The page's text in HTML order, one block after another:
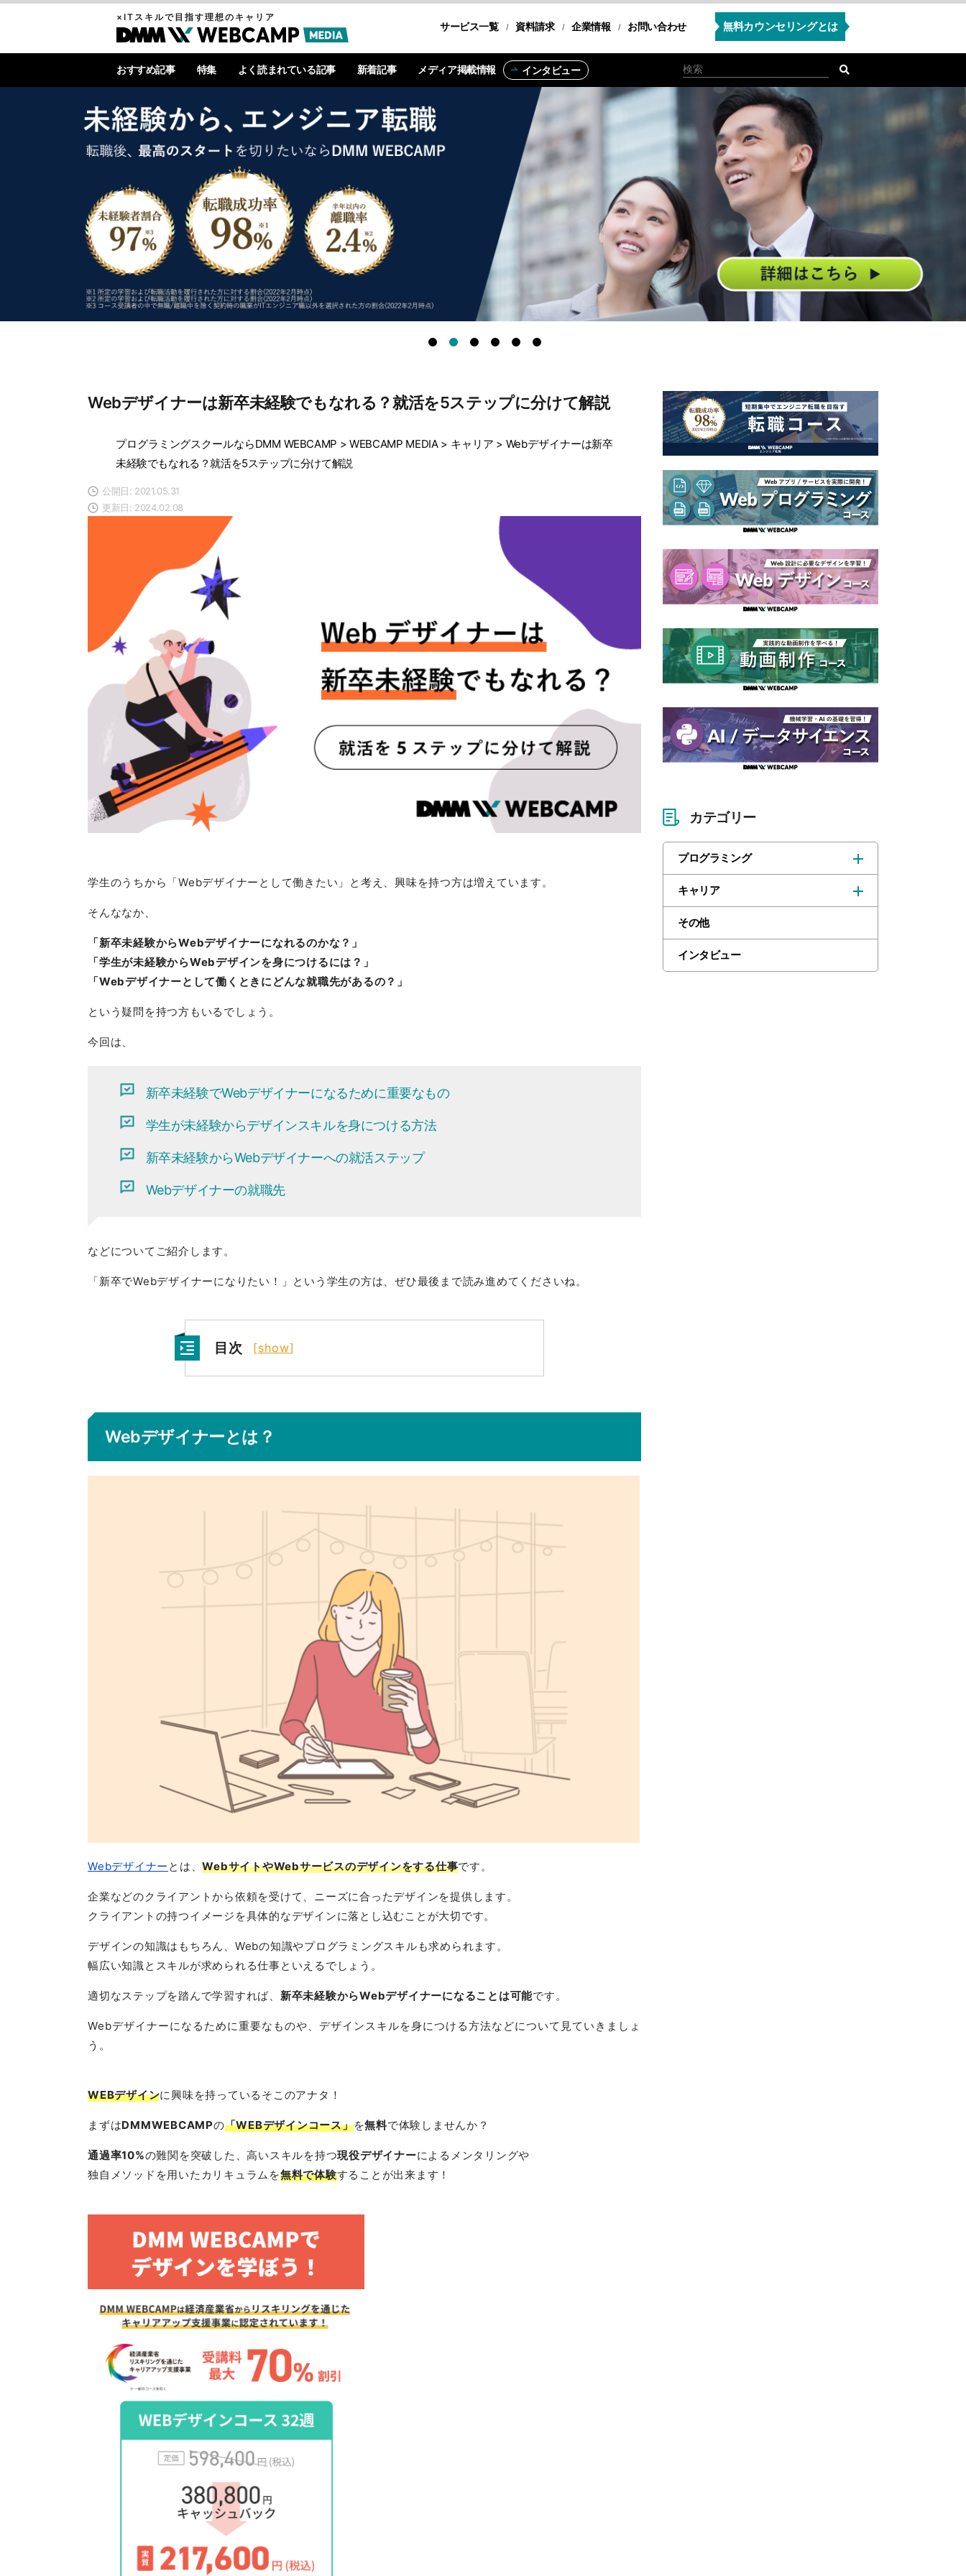
×ITスキルで目指す理想のキャリア
サービス一覧
転職コース 資料請求 企業情報 お問い合わせ 無料カウンセリングとは
おすすめ記事 特集 よく読まれている記事 新着記事 メディア掲載情報 インタビュー
Webデザイナーは新卒未経験でもなれる？就活を5ステップに分けて解説
プログラミングスクールならDMM WEBCAMP >WEBCAMP MEDIA> キャリア > Webデザイナーは新卒
未経験でもなれる？就活を5ステップに分けて解説
公開日: 2021.05.31
更新日: 2024.02.08
学生のうちから「Webデザイナーとして働きたい」と考え、興味を持つ方は増えています。
そんななか、
「新卒未経験からWebデザイナーになれるのかな？」
「学生が未経験からWebデザインを身につけるには？」
「Webデザイナーとして働くときにどんな就職先があるの？」
という疑問を持つ方もいるでしょう。
今回は、
新卒未経験でWebデザイナーになるために重要なもの
学生が未経験からデザインスキルを身につける方法
新卒未経験からWebデザイナーへの就活ステップ
Webデザイナーの就職先
などについてご紹介します。
「新卒でWebデザイナーになりたい！」という学生の方は、ぜひ最後まで読み進めてくださいね。
目次 [show]
Webデザイナーとは？
Webデザイナー とは、WebサイトやWebサービスのデザインをする仕事です。
企業などのクライアントから依頼を受けて、ニーズに合ったデザインを提供します。
クライアントの持つイメージを具体的なデザインに落とし込むことが大切です。
デザインの知識はもちろん、Webの知識やプログラミングスキルも求められます。
幅広い知識とスキルが求められる仕事といえるでしょう。
適切なステップを踏んで学習すれば、 新卒未経験からWebデザイナーになることは可能です。
Webデザイナーになるために重要なものや、デザインスキルを身につける方法などについて見ていきましょ
う。
WEBデザインに興味を持っているそこのアナタ！
まずはDMMWEBCAMPの「WEBデザインコース」を無料で体験しませんか？
通過率10%の難関を突破した、高いスキルを持つ現役デザイナーによるメンタリングや
独自メソッドを用いたカリキュラムを無料で体験することが出来ます！
カテゴリー
プログラミング
キャリア
その他
インタビュー